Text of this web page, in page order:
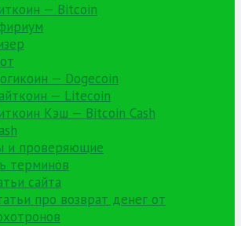
— Bitcoin
— Dogecoin
— Litecoin
Кэш — Bitcoin Cash
и проверяющие
терминов
сайта
про возврат денег от